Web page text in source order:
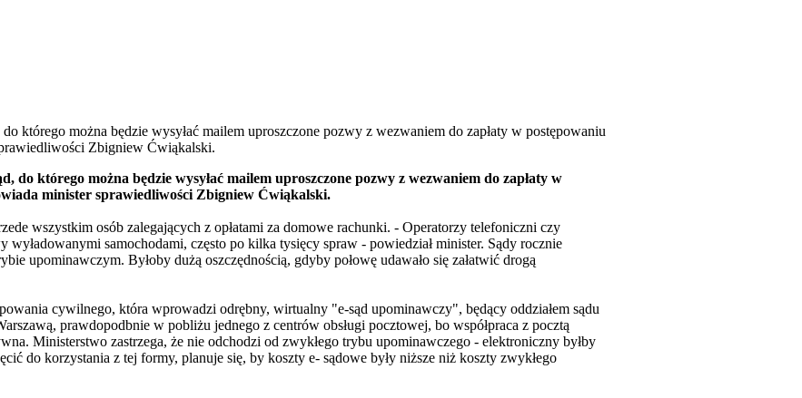
którego można będzie wysyłać mailem uproszczone pozwy z wezwaniem do zapłaty w postępowaniu
Zbigniew Ćwiąkalski.
do którego można będzie wysyłać mailem uproszczone pozwy z wezwaniem do zapłaty w
minister sprawiedliwości Zbigniew Ćwiąkalski.
wszystkim osób zalegających z opłatami za domowe rachunki. - Operatorzy telefoniczni czy
wyładowanymi samochodami, często po kilka tysięcy spraw - powiedział minister. Sądy rocznie
upominawczym. Byłoby dużą oszczędnością, gdyby połowę udawało się załatwić drogą
cywilnego, która wprowadzi odrębny, wirtualny "e-sąd upominawczy", będący oddziałem sądu
prawdopodbnie w pobliżu jednego z centrów obsługi pocztowej, bo współpraca z pocztą
Ministerstwo zastrzega, że nie odchodzi od zwykłego trybu upominawczego - elektroniczny byłby
do korzystania z tej formy, planuje się, by koszty e- sądowe były niższe niż koszty zwykłego